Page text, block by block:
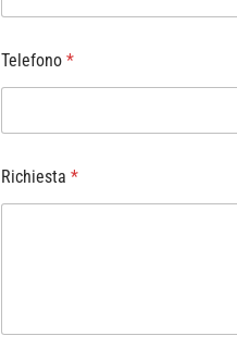
Telefono *
Richiesta *